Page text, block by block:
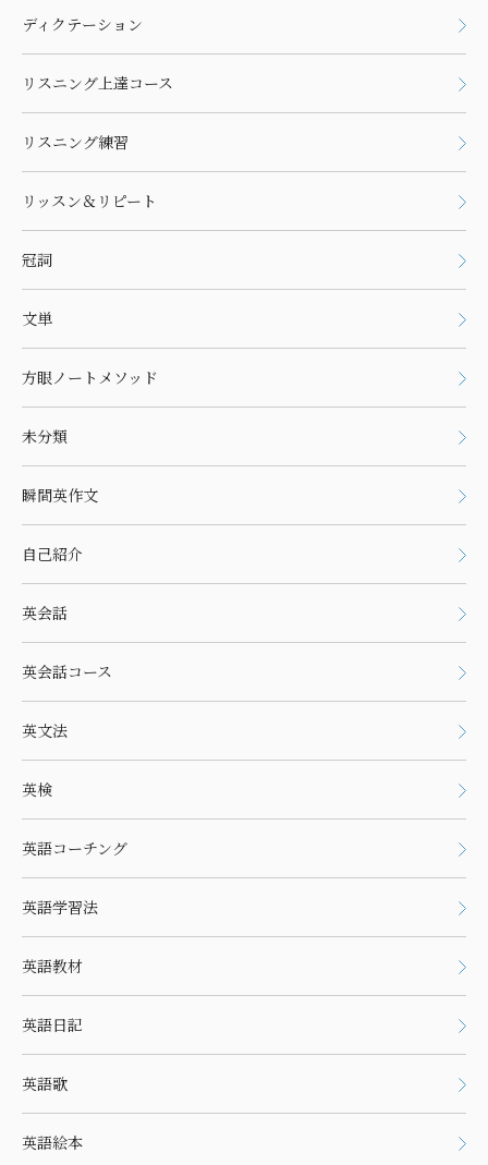
ディクテーション
リスニング上達コース
リスニング練習
リッスン＆リピート
冠詞
文単
方眼ノートメソッド
未分類
瞬間英作文
自己紹介
英会話
英会話コース
英文法
英検
英語コーチング
英語学習法
英語教材
英語日記
英語歌
英語絵本